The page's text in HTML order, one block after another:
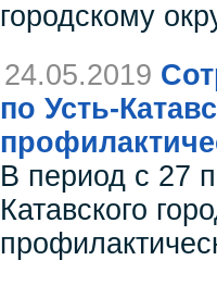
городскому
24.05.2019
по Усть-
В период с 27
Катавского